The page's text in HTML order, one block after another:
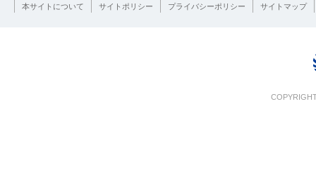
本サイトについて サイトポリシー プライバシーポリシー サイトマップ